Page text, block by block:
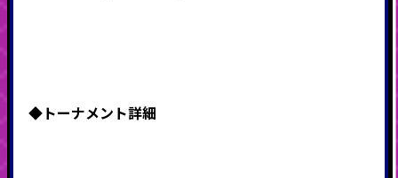
◆トーナメント詳細